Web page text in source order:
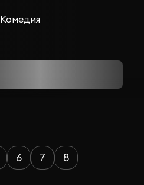
Комедия
6 7 8